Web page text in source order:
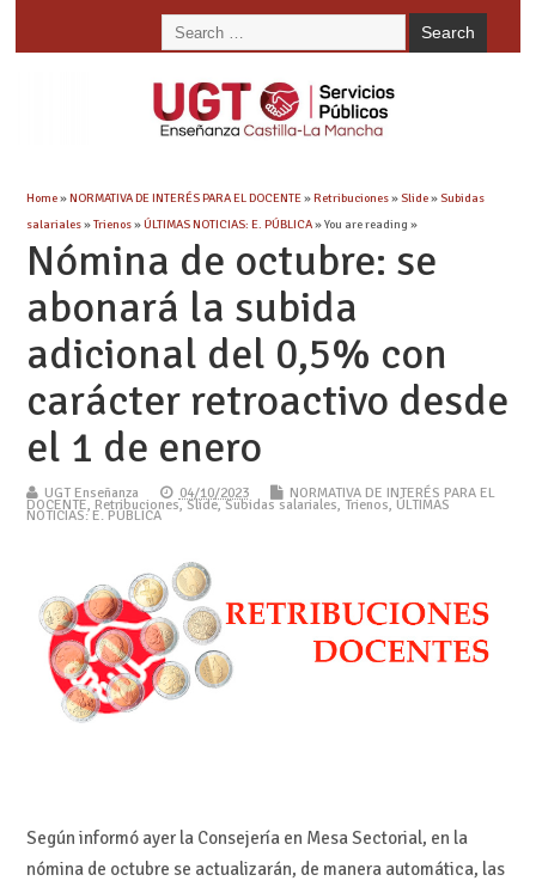
Home»NORMATIVA DE INTERÉS PARA EL DOCENTE»Retribuciones»Slide»Subidas
salariales»Trienos»ÚLTIMAS NOTICIAS: E. PÚBLICA» You are reading »
Nómina de octubre: se
abonará la subida
adicional del 0,5% con
carácter retroactivo desde
el 1 de enero
UGT Enseñanza 04/10/2023 NORMATIVA DE INTERÉS PARA EL
DOCENTE, Retribuciones,Slide,Subidas salariales, Trienos, ÚLTIMAS
NOTICIAS: E. PÚBLICA
Según informó ayer la Consejería en Mesa Sectorial, en la
nómina de octubre se actualizarán, de manera automática, las